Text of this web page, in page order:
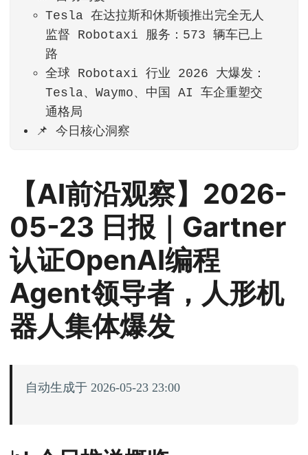
Tesla 在达拉斯和休斯顿推出完全无人
监督 Robotaxi 服务：573 辆车已上
路
全球 Robotaxi 行业 2026 大爆发：
Tesla、Waymo、中国 AI 车企重塑交
通格局
📌 今日核心洞察
【AI前沿观察】2026-
05-23 日报｜Gartner
认证OpenAI编程
Agent领导者，人形机
器人集体爆发
自动生成于 2026-05-23 23:00